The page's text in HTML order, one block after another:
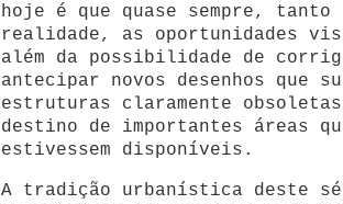
hoje é que quase sempre, tanto
realidade, as oportunidades
além da possibilidade de
antecipar novos desenhos que
estruturas claramente
destino de importantes áreas
estivessem disponíveis.
A tradição urbanística deste